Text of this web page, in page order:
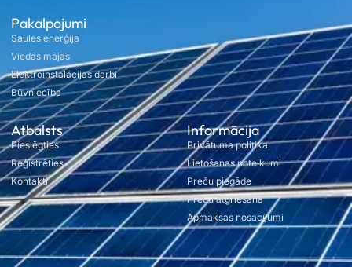
Pakalpojumi
Saules enerģija
Viedās mājas
Elektroinstalācijas darbi
Būvniecība
Atbalsts
Pieslēgties
Reģistrēties
Kontakti
Informācija
Privātuma politika
Lietošanas noteikumi
Preču piegāde
Preču atgriešana
Apmaksas nosacījumi